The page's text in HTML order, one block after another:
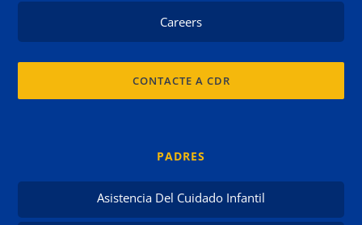
Careers
CONTACTE A CDR
PADRES
Asistencia Del Cuidado Infantil